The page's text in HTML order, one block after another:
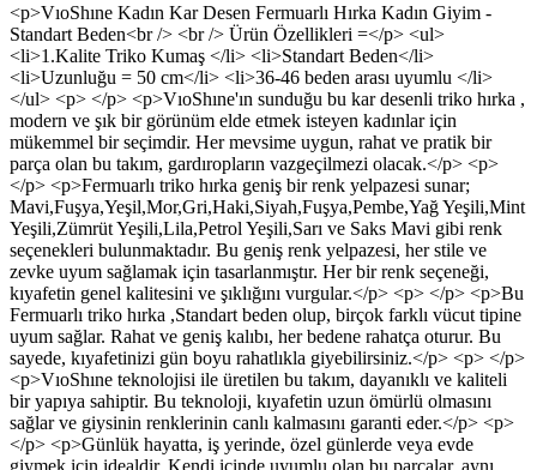
<p>VıoShıne Kadın Kar Desen Fermuarlı Hırka Kadın Giyim -
Standart Beden<br /> <br /> Ürün Özellikleri =</p> <ul>
<li>1.Kalite Triko Kumaş </li> <li>Standart Beden</li>
<li>Uzunluğu = 50 cm</li> <li>36-46 beden arası uyumlu </li>
</ul> <p> </p> <p>VıoShıne'ın sunduğu bu kar desenli triko hırka ,
modern ve şık bir görünüm elde etmek isteyen kadınlar için
mükemmel bir seçimdir. Her mevsime uygun, rahat ve pratik bir
parça olan bu takım, gardıropların vazgeçilmezi olacak.</p> <p>
</p> <p>Fermuarlı triko hırka geniş bir renk yelpazesi sunar;
Mavi,Fuşya,Yeşil,Mor,Gri,Haki,Siyah,Fuşya,Pembe,Yağ Yeşili,Mint
Yeşili,Zümrüt Yeşili,Lila,Petrol Yeşili,Sarı ve Saks Mavi gibi renk
seçenekleri bulunmaktadır. Bu geniş renk yelpazesi, her stile ve
zevke uyum sağlamak için tasarlanmıştır. Her bir renk seçeneği,
kıyafetin genel kalitesini ve şıklığını vurgular.</p> <p> </p> <p>Bu
Fermuarlı triko hırka ,Standart beden olup, birçok farklı vücut tipine
uyum sağlar. Rahat ve geniş kalıbı, her bedene rahatça oturur. Bu
sayede, kıyafetinizi gün boyu rahatlıkla giyebilirsiniz.</p> <p> </p>
<p>VıoShıne teknolojisi ile üretilen bu takım, dayanıklı ve kaliteli
bir yapıya sahiptir. Bu teknoloji, kıyafetin uzun ömürlü olmasını
sağlar ve giysinin renklerinin canlı kalmasını garanti eder.</p> <p>
</p> <p>Günlük hayatta, iş yerinde, özel günlerde veya evde
giymek için idealdir. Kendi içinde uyumlu olan bu parçalar, aynı